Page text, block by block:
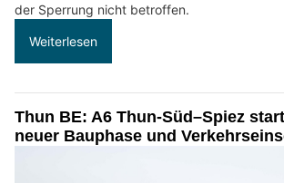
der Sperrung nicht betroffen.
Weiterlesen
Thun BE: A6 Thun-Süd–Spiez
neuer Bauphase und